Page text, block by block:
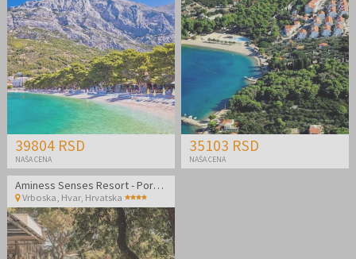
39804 RSD
NAŠA CENA
35103 RSD
NAŠA CENA
Aminess Senses Resort - Porodična jesen sa all inclusive light na Hvaru
Vrboska, Hvar, Hrvatska